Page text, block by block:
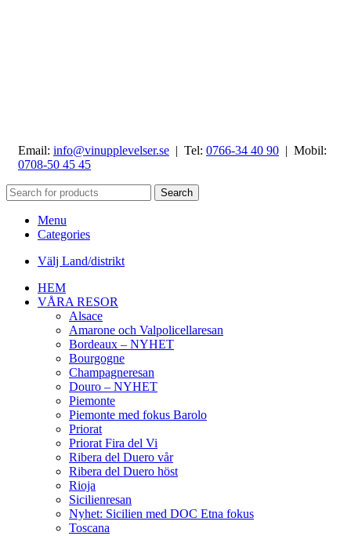
Email: info@vinupplevelser.se | Tel: 0766-34 40 90 | Mobil:
0708-50 45 45
Search
Menu
Categories
Välj Land/distrikt
HEM
VÅRA RESOR
Alsace
Amarone och Valpolicellaresan
Bordeaux – NYHET
Bourgogne
Champagneresan
Douro – NYHET
Piemonte
Piemonte med fokus Barolo
Priorat
Priorat Fira del Vi
Ribera del Duero vår
Ribera del Duero höst
Rioja
Sicilienresan
Nyhet: Sicilien med DOC Etna fokus
Toscana